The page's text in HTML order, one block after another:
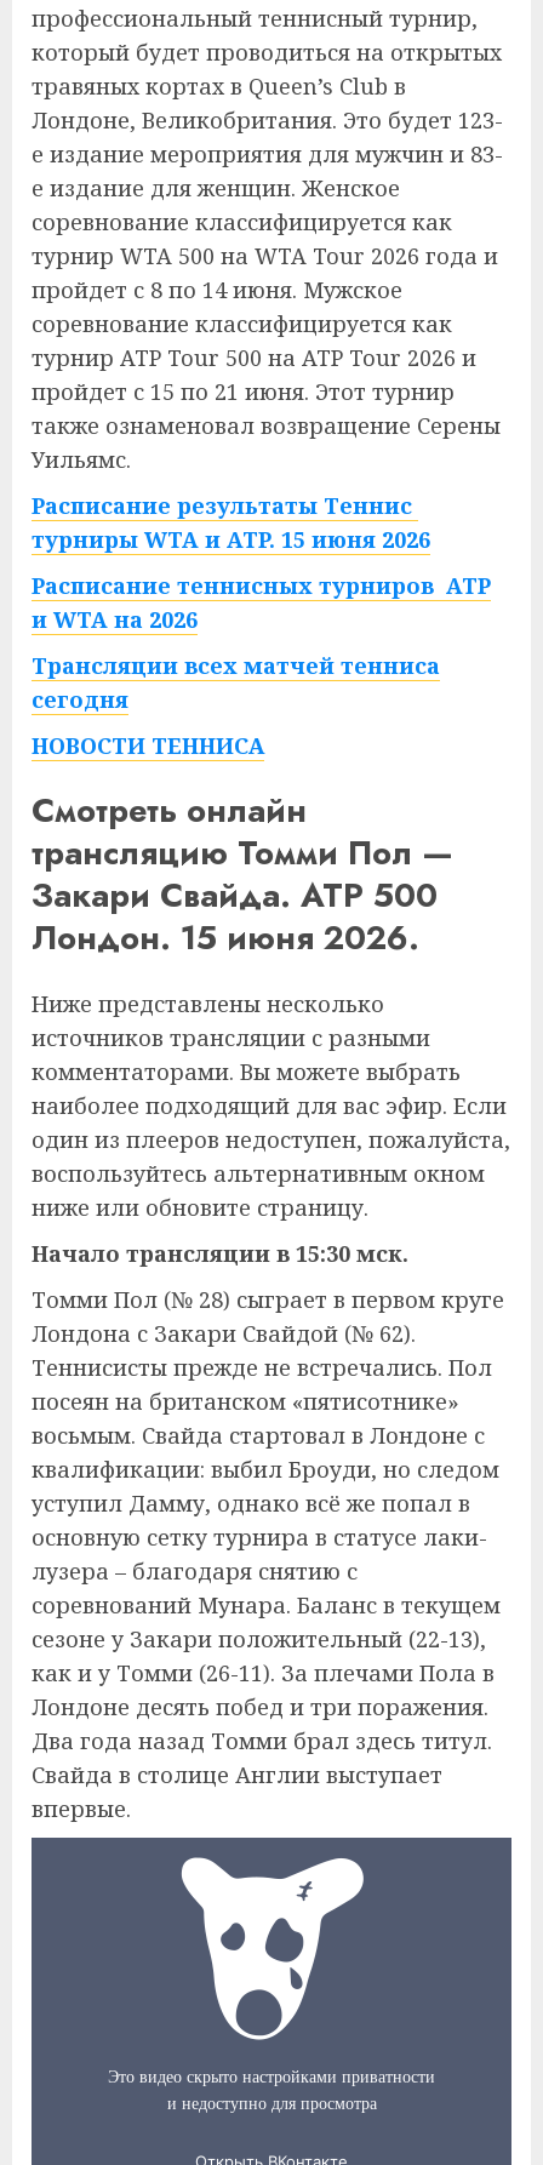
профессиональный теннисный турнир,
который будет проводиться на открытых
травяных кортах в Queen’s Club в
Лондоне, Великобритания. Это будет 123-
е издание мероприятия для мужчин и 83-
е издание для женщин. Женское
соревнование классифицируется как
турнир WTA 500 на WTA Tour 2026 года и
пройдет с 8 по 14 июня. Мужское
соревнование классифицируется как
турнир ATP Tour 500 на ATP Tour 2026 и
пройдет с 15 по 21 июня. Этот турнир
также ознаменовал возвращение Серены
Уильямс.
Расписание результаты Теннис
турниры WTA и ATP. 15 июня 2026
Расписание теннисных турниров ATP
и WTA на 2026
Трансляции всех матчей тенниса
сегодня
НОВОСТИ ТЕННИСА
Смотреть онлайн
трансляцию Томми Пол —
Закари Свайда. ATP 500
Лондон. 15 июня 2026.
Ниже представлены несколько
источников трансляции с разными
комментаторами. Вы можете выбрать
наиболее подходящий для вас эфир. Если
один из плееров недоступен, пожалуйста,
воспользуйтесь альтернативным окном
ниже или обновите страницу.
Начало трансляции в 15:30 мск.
Томми Пол (№ 28) сыграет в первом круге
Лондона с Закари Свайдой (№ 62).
Теннисисты прежде не встречались. Пол
посеян на британском «пятисотнике»
восьмым. Свайда стартовал в Лондоне с
квалификации: выбил Броуди, но следом
уступил Дамму, однако всё же попал в
основную сетку турнира в статусе лаки-
лузера – благодаря снятию с
соревнований Мунара. Баланс в текущем
сезоне у Закари положительный (22-13),
как и у Томми (26-11). За плечами Пола в
Лондоне десять побед и три поражения.
Два года назад Томми брал здесь титул.
Свайда в столице Англии выступает
впервые.